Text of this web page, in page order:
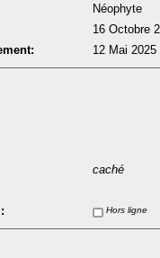
Néophyte
16 Octobre
12 Mai
caché
Hors ligne